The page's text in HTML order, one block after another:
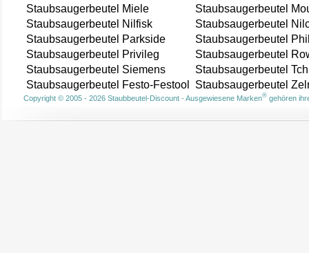
Staubsaugerbeutel Miele
Staubsaugerbeutel
Staubsaugerbeutel Nilfisk
Staubsaugerbeutel
Staubsaugerbeutel Parkside
Staubsaugerbeutel
Staubsaugerbeutel Privileg
Staubsaugerbeutel
Staubsaugerbeutel Siemens
Staubsaugerbeutel
Staubsaugerbeutel Festo-Festool
Staubsaugerbeutel
Copyright © 2005 - 2026 Staubbeutel-Discount - Ausgewiesene Marken®gehören